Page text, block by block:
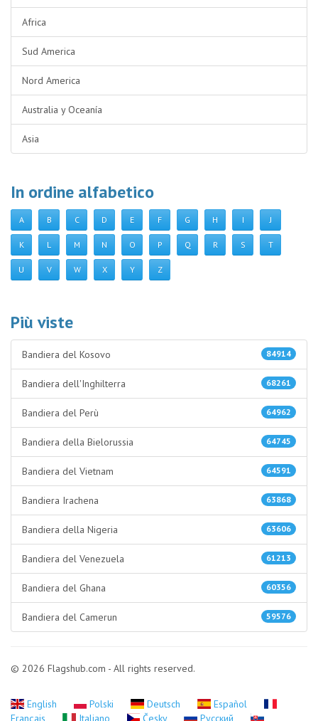
Africa
Sud America
Nord America
Australia y Oceanía
Asia
In ordine alfabetico
A B C D E F G H I J
K L M N O P Q R S T
U V W X Y Z
Più viste
84914
Bandiera del Kosovo
68261
Bandiera dell'Inghilterra
64962
Bandiera del Perù
64745
Bandiera della Bielorussia
64591
Bandiera del Vietnam
63868
Bandiera Irachena
63606
Bandiera della Nigeria
61213
Bandiera del Venezuela
60356
Bandiera del Ghana
59576
Bandiera del Camerun
© 2026 Flagshub.com - All rights reserved.
English Polski Deutsch
Español
Français
Italiano Česky Русский